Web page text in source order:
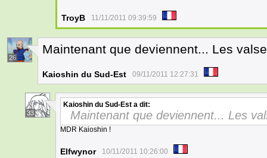
TroyB 11/11/2011 09:39:59
26
Maintenant que deviennent... Les
Kaioshin du Sud-Est 09/11/2011 12:27:31
33
Kaioshin du Sud-Est a dit:
Maintenant que deviennent... Les
MDR Kaioshin !
Elfwynor 10/11/2011 10:26:00